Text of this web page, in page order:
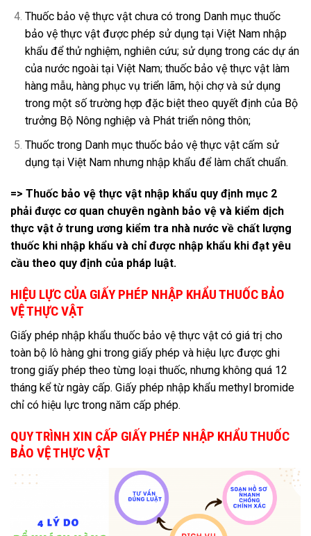
Thuốc bảo vệ thực vật chưa có trong Danh mục thuốc
bảo vệ thực vật được phép sử dụng tại Việt Nam nhập
khẩu để thử nghiệm, nghiên cứu; sử dụng trong các dự án
của nước ngoài tại Việt Nam; thuốc bảo vệ thực vật làm
hàng mẫu, hàng phục vụ triển lãm, hội chợ và sử dụng
trong một số trường hợp đặc biệt theo quyết định của Bộ
trưởng Bộ Nông nghiệp và Phát triển nông thôn;
Thuốc trong Danh mục thuốc bảo vệ thực vật cấm sử
dụng tại Việt Nam nhưng nhập khẩu để làm chất chuẩn.
=> Thuốc bảo vệ thực vật nhập khẩu quy định mục 2
phải được cơ quan chuyên ngành bảo vệ và kiểm dịch
thực vật ở trung ương kiểm tra nhà nước về chất lượng
thuốc khi nhập khẩu và chỉ được nhập khẩu khi đạt yêu
cầu theo quy định của pháp luật.
HIỆU LỰC CỦA GIẤY PHÉP NHẬP KHẨU THUỐC BẢO
VỆ THỰC VẬT
Giấy phép nhập khẩu thuốc bảo vệ thực vật có giá trị cho
toàn bộ lô hàng ghi trong giấy phép và hiệu lực được ghi
trong giấy phép theo từng loại thuốc, nhưng không quá 12
tháng kể từ ngày cấp. Giấy phép nhập khẩu methyl bromide
chỉ có hiệu lực trong năm cấp phép.
QUY TRÌNH XIN CẤP GIẤY PHÉP NHẬP KHẨU THUỐC
BẢO VỆ THỰC VẬT